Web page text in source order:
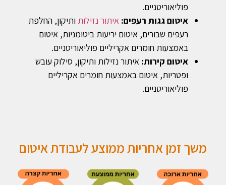
פוליאוריטניים.
איטום גגות רעפים: איתור נזילות ותיקון, החלפת
רעפים שבורים, איטום יריעות ביטומניות, איטום
באמצעות חומרים אקריליים פוליאוריטניים.
איטום קירות: איתור נזילות ותיקון, סילוק עובש
ופטריות, איטום באמצעות חומרים אקריליים
פוליאוריטניים.
משך זמן אחריות ממוצע לעבודת איטום